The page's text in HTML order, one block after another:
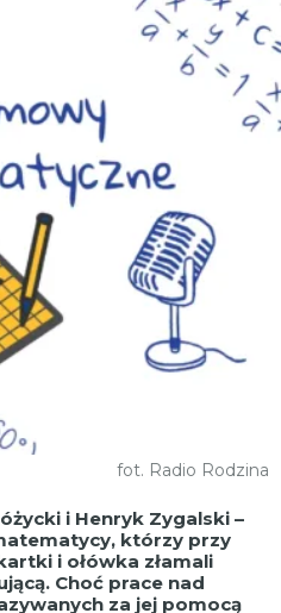
fot. Radio Rodzina
i Henryk Zygalski –
którzy przy
i ołówka złamali
Choć prace nad
za jej pomocą